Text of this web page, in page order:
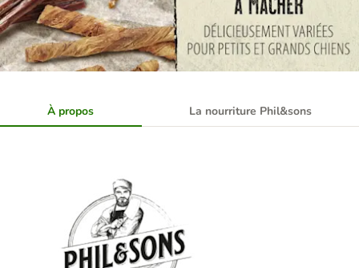
À propos La nourriture Phil&sons